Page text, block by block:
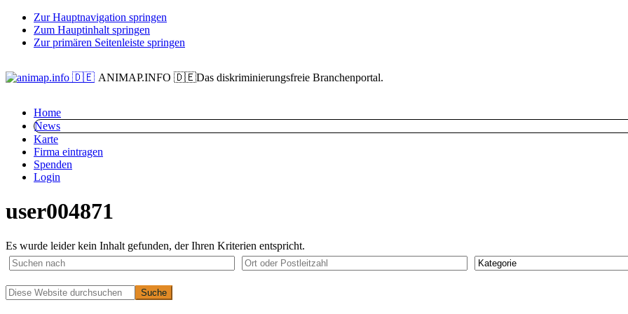
Zur Hauptnavigation springen
Zum Hauptinhalt springen
Zur primären Seitenleiste springen
ANIMAP.INFO 🇩🇪Das diskriminierungsfreie Branchenportal.
Home
News
Karte
Firma eintragen
Spenden
Login
user004871
Es wurde leider kein Inhalt gefunden, der Ihren Kriterien entspricht.
Primäre
Diese
Website